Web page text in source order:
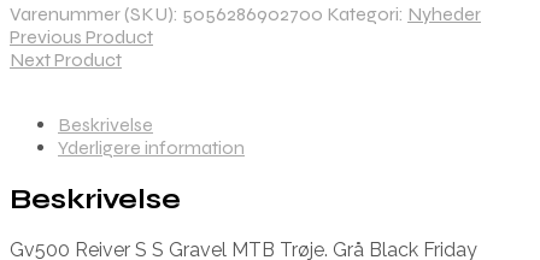
Varenummer (SKU): 5056286902700 Kategori: Nyheder
Previous Product
Next Product
Beskrivelse
Yderligere information
Beskrivelse
Gv500 Reiver S S Gravel MTB Trøje. Grå Black Friday